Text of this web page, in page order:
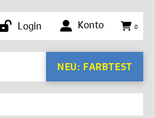
Login Konto 0
NEU: FARBTEST